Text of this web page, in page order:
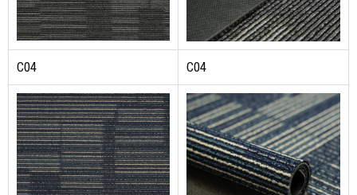
C04 C04